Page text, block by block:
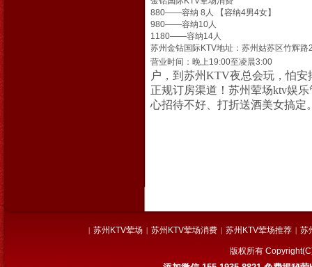
880——容纳 8人 【容纳4男4女】
980——容纳10人
1180——容纳14人
苏州金钻国际KTV地址：苏州姑苏区竹辉路
营业时间：
户，到苏州KTV夜总会玩，怕
正规订房渠道！苏州荤场ktv娱
心招待不好、打折送酒美女搞定
版权所有
| 苏州KTV荤场 | 苏州KTV荤场消费 | 苏州KTV荤场推荐 | 苏